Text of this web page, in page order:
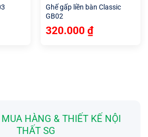
Ghế gấp liền bàn Classic
GB02
320.000 ₫
HÀNG & THIẾT KẾ NỘI
THẤT SG